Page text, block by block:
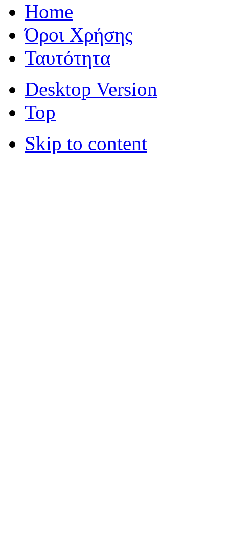
Home
Όροι Χρήσης
Ταυτότητα
Desktop Version
Top
Skip to content